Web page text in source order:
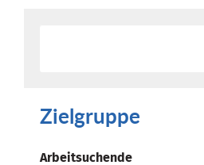
Zielgruppe
Arbeitsuchende